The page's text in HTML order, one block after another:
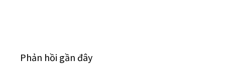
Phản hồi gần đây